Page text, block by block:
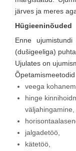
järves ja meres
Hügieeninõuded
Enne
(dušigeeliga)
Ujulates on
Õpetamismeetodid
veega
hinge
väljahingamine,
jalgadetöö,
kätetöö,